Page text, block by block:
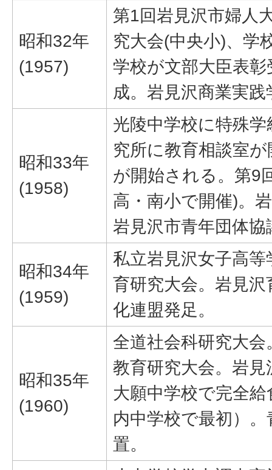
昭和32年
(1957)
第1回岩見沢市婦人
究大会(中央小)、学
学校が文部大臣表
成。岩見沢商業実践
昭和33年
(1958)
光陵中学校に特殊
究所に教育相談室
が開始される。第9
高・南小で開催)。
岩見沢市青年団体
昭和34年
(1959)
私立岩見沢女子高
育研究大会。岩見
化連盟発足。
昭和35年
(1960)
全道社会科研究大
教育研究大会。岩
大願中学校で完全
内中学校で最初）
置。